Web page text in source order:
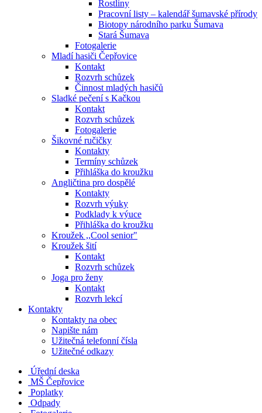
Rostliny
Pracovní listy – kalendář šumavské přírody
Biotopy národního parku Šumava
Stará Šumava
Fotogalerie
Mladí hasiči Čepřovice
Kontakt
Rozvrh schůzek
Činnost mladých hasičů
Sladké pečení s Kačkou
Kontakt
Rozvrh schůzek
Fotogalerie
Šikovné ručičky
Kontakty
Termíny schůzek
Přihláška do kroužku
Angličtina pro dospělé
Kontakty
Rozvrh výuky
Podklady k výuce
Přihláška do kroužku
Kroužek ,,Cool senior"
Kroužek šití
Kontakt
Rozvrh schůzek
Joga pro ženy
Kontakt
Rozvrh lekcí
Kontakty
Kontakty na obec
Napište nám
Užitečná telefonní čísla
Užitečné odkazy
Úřední deska
MŠ Čepřovice
Poplatky
Odpady